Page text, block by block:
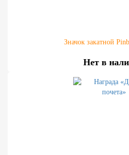
Значок закатной
Нет в